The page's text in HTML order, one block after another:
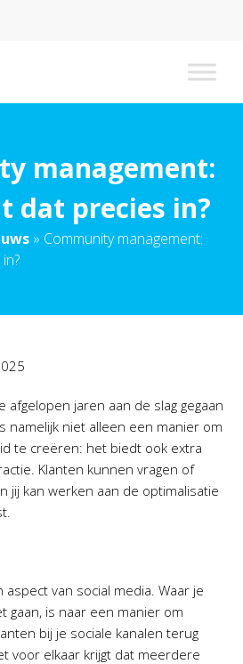
management:
dat precies in?
» Community management:
afgelopen jaren aan de slag gegaan
namelijk niet alleen een manier om
te creëren: het biedt ook extra
Klanten kunnen vragen of
jij kan werken aan de optimalisatie
van social media. Waar je
gaan, is naar een manier om
bij je sociale kanalen terug
voor elkaar krijgt dat meerdere